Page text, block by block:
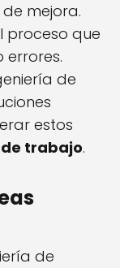
mejora.
proceso que
errores.
de
estos
trabajo.
de